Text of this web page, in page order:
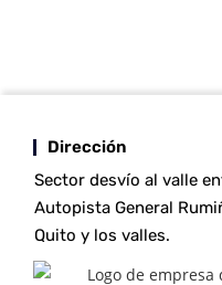
Dirección
Sector desvío al valle
Autopista General
Quito y los valles.